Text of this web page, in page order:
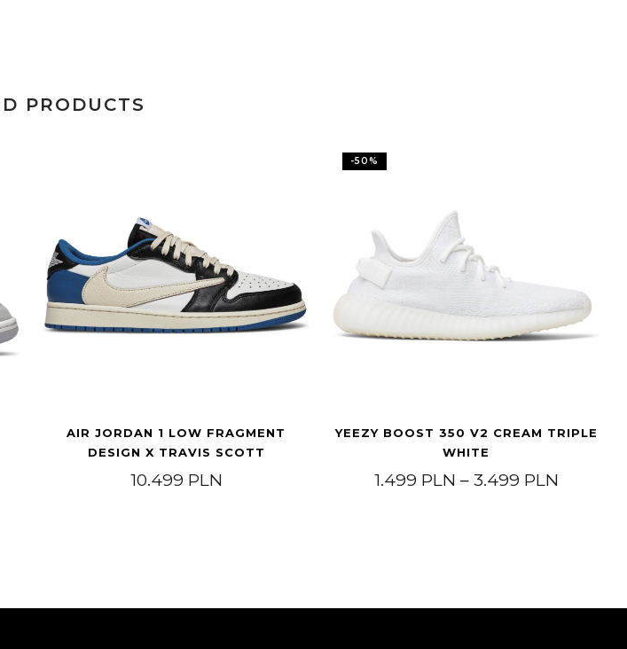
PRODUCTS
AIR JORDAN 1 LOW FRAGMENT
DESIGN X TRAVIS SCOTT
10.499 PLN
-50%
YEEZY BOOST 350 V2 CREAM TRIPLE
WHITE
1.499 PLN – 3.499 PLN